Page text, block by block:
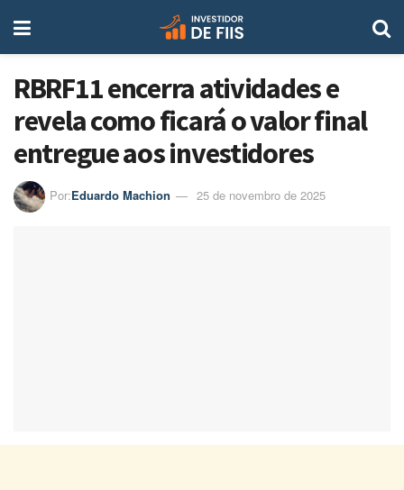
RBRF11 encerra atividades e
revela como ficará o valor final
entregue aos investidores
Por:Eduardo Machion 25 de novembro de 2025